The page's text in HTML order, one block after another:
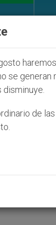
a
del
se
de